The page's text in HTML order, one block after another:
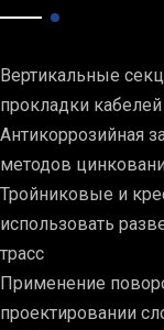
Вертикальные
прокладки
Антикоррозийная
методов
Тройниковые и
использовать
трасс
Применение
проектировании